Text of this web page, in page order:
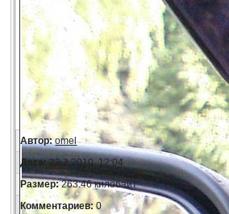
Автор: omel
Дата:22.2.2010, 12:04
Размер:263.46 килобайт
Комментариев:0